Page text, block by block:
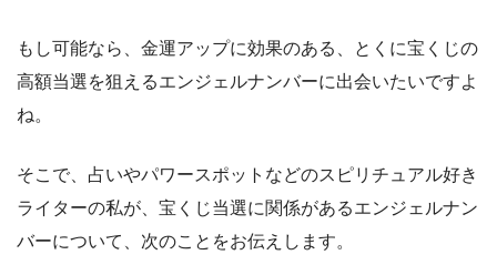
もし可能なら、金運アップに効果のある、とくに宝くじの
高額当選を狙えるエンジェルナンバーに出会いたいですよ
ね。
そこで、占いやパワースポットなどのスピリチュアル好き
ライターの私が、宝くじ当選に関係があるエンジェルナン
バーについて、次のことをお伝えします。